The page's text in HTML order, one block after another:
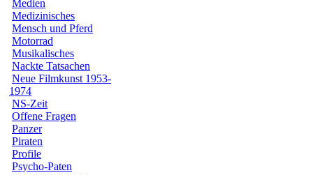
Medien
Medizinisches
Mensch und Pferd
Motorrad
Musikalisches
Nackte Tatsachen
Neue Filmkunst 1953-
1974
NS-Zeit
Offene Fragen
Panzer
Piraten
Profile
Psycho-Paten